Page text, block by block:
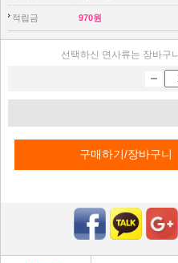
적립금 970원
선택하신 면사류는 장바구